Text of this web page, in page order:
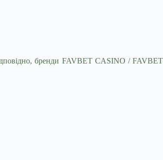
бренди FAVBET CASINO / FAVBET